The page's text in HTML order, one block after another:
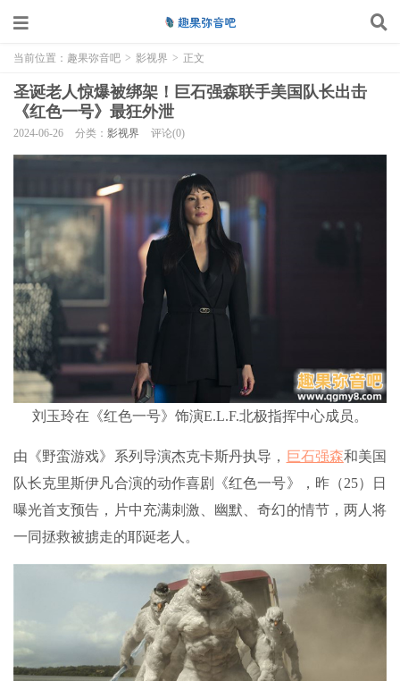
当前位置： 趣果弥音吧 > 影视界 > 正文
圣诞老人惊爆被绑架！巨石强森联手美国队长出击
《红色一号》最狂外泄
2024-06-26 分类： 影视界 评论(0)
刘玉玲在《红色一号》饰演E.L.F.北极指挥中心成员。
由《野蛮游戏》系列导演杰克卡斯丹执导， 巨石强森和美国
队长克里斯伊凡合演的动作喜剧《红色一号》，昨（25）日
曝光首支预告，片中充满刺激、幽默、奇幻的情节，两人将
一同拯救被掳走的耶诞老人。